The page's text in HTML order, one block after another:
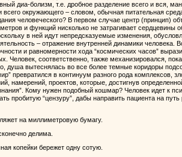
диа-болизм, т.е. дробное разделение всего и вся,
всего окружающего – словом, обычная питательная
человеческого? В первом случае центр (принцип)
и функций нисколько не затрагивает сердцевины
в ней идут непредсказуемые изменения,
– отражение внутренней динамики человека.
и равномерности хода “космических часов”
Человек, соответственно, также механизировался,
душа вытеснялась во все более темные коридоры
превратился в континуум разного рода комплексов,
намерений, проектов, которые, достигнув
Кому нужен подобный кошмар? Человек идет к
пробитую “цензуру”, дабы направить пациента на
на миллиметровую бумагу.
делима.
копейки бережет одну сотую.